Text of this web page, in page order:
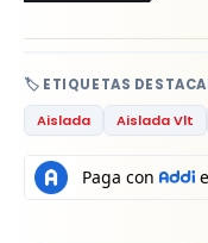
🏷️ ETIQUETAS
Aislada
Aislada Vlt